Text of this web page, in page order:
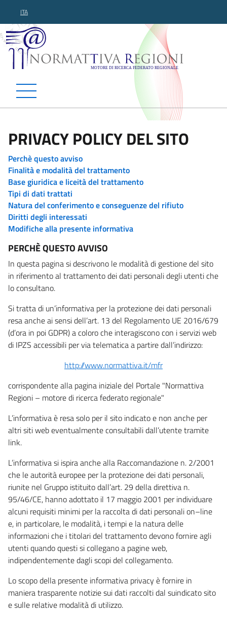
ITA
Normattiva Regioni -
PRIVACY POLICY DEL SITO
Perchè questo avviso
Finalità e modalità del trattamento
Base giuridica e liceità del trattamento
Tipi di dati trattati
Natura del conferimento e conseguenze del rifiuto
Diritti degli interessati
Modifiche alla presente informativa
PERCHÈ QUESTO AVVISO
In questa pagina si descrivono le modalità di gestione del sito
in riferimento al trattamento dei dati personali degli utenti che
lo consultano.
Si tratta di un’informativa per la protezione dei dati personali
resa anche ai sensi dell’art. 13 del Regolamento UE 2016/679
(d’ora in poi GDPR) a coloro che interagiscono con i servizi web
di IPZS accessibili per via telematica a partire dall’indirizzo:
http://www.normattiva.it/mfr
corrispondente alla pagina iniziale del Portale "Normattiva
Regioni – motore di ricerca federato regionale"
L’informativa è resa solo per il sito indicato e non anche per
altri siti web eventualmente consultabili dall’utente tramite
link.
L’informativa si ispira anche alla Raccomandazione n. 2/2001
che le autorità europee per la protezione dei dati personali,
riunite nel Gruppo istituito dall’art. 29 della direttiva n.
95/46/CE, hanno adottato il 17 maggio 2001 per individuare
alcuni requisiti minimi per la raccolta di dati personali on–line
e, in particolare, le modalità, i tempi e la natura delle
informazioni che i titolari del trattamento devono fornire agli
utenti quando questi si collegano a pagine web,
indipendentemente dagli scopi del collegamento.
Lo scopo della presente informativa privacy è fornire in
maniera trasparente notizie sui dati raccolti dal suindicato sito
e sulle relative modalità di utilizzo.